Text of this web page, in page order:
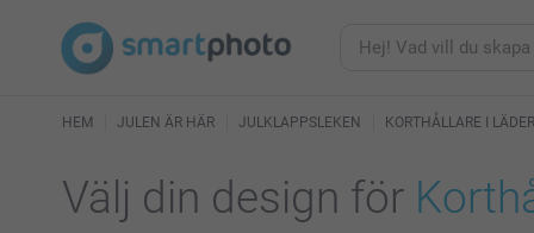
HEM JULEN ÄR HÄR JULKLAPPSLEKEN KORTHÅLLARE I LÄDER
Välj din design för